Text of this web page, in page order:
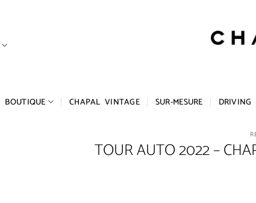
BOUTIQUE CHAPAL VINTAGE SUR-MESURE
TOUR AUTO 2022 –